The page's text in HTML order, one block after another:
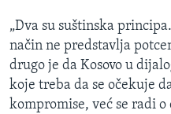
„Dva su suštinska
način ne predstavlja
drugo je da Kosovo u
koje treba da se očekuje
kompromise, već se radi